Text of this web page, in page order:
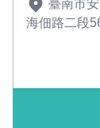
臺南市
海佃路二段